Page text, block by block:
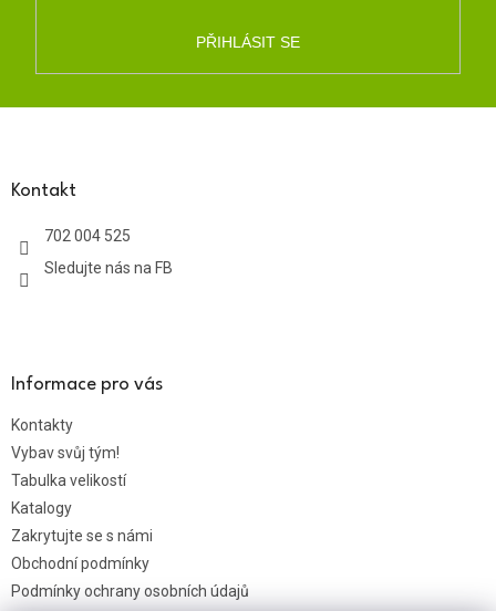
PŘIHLÁSIT SE
Kontakt
702 004 525
Sledujte nás na FB
Informace pro vás
Kontakty
Vybav svůj tým!
Tabulka velikostí
Katalogy
Zakrytujte se s námi
Obchodní podmínky
Podmínky ochrany osobních údajů